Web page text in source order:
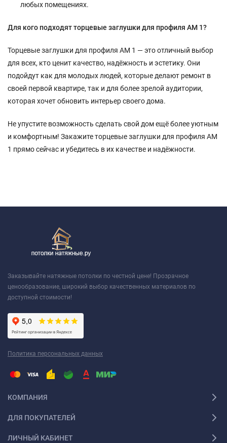
любых помещениях.
Для кого подходят торцевые заглушки для профиля АМ 1?
Торцевые заглушки для профиля АМ 1 — это отличный выбор
для всех, кто ценит качество, надёжность и эстетику. Они
подойдут как для молодых людей, которые делают ремонт в
своей первой квартире, так и для более зрелой аудитории,
которая хочет обновить интерьер своего дома.
Не упустите возможность сделать свой дом ещё более уютным
и комфортным! Закажите торцевые заглушки для профиля АМ
1 прямо сейчас и убедитесь в их качестве и надёжности.
Заказывайте натяжные потолки по честной цене! Прозрачное
ценообразование, широкий выбор качественных материалов по
доступной стоимости!
Политика персональных данных
КОМПАНИЯ
ДЛЯ ПОКУПАТЕЛЕЙ
ЛИЧНЫЙ КАБИНЕТ